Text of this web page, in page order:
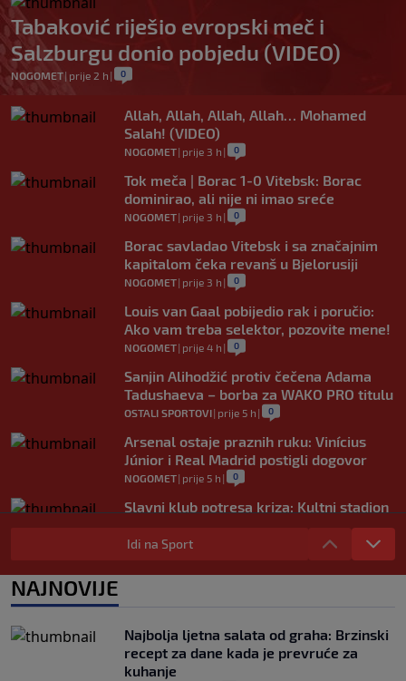
Tabaković riješio evropski meč i
Salzburgu donio pobjedu (VIDEO)
NOGOMET| prije 2 h | 0
Allah, Allah, Allah, Allah… Mohamed
Salah! (VIDEO)
NOGOMET| prije 3 h | 0
Tok meča | Borac 1-0 Vitebsk: Borac
dominirao, ali nije ni imao sreće
NOGOMET| prije 3 h | 0
Borac savladao Vitebsk i sa značajnim
kapitalom čeka revanš u Bjelorusiji
NOGOMET| prije 3 h | 0
Louis van Gaal pobijedio rak i poručio:
Ako vam treba selektor, pozovite mene!
NOGOMET| prije 4 h | 0
Sanjin Alihodžić protiv čečena Adama
Tadushaeva – borba za WAKO PRO titulu
OSTALI SPORTOVI| prije 5 h | 0
Arsenal ostaje praznih ruku: Vinícius
Júnior i Real Madrid postigli dogovor
NOGOMET| prije 5 h | 0
Slavni klub potresa kriza: Kultni stadion
u Italiji bit će prazan na početku sezone,
navijači objavili rat upravi
Idi na Sport
NAJNOVIJE
Najbolja ljetna salata od graha: Brzinski
recept za dane kada je prevruće za
kuhanje